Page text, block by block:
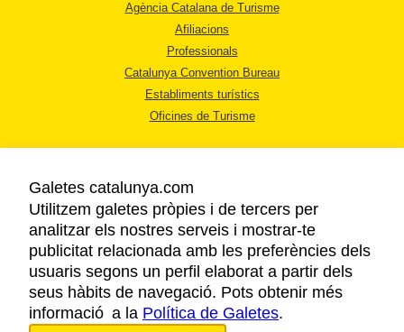
Agència Catalana de Turisme
Afiliacions
Professionals
Catalunya Convention Bureau
Establiments turístics
Oficines de Turisme
AVÍS LEGAL
POLÍTICA DE PRIVACITAT
COOKIES
ACCESSIBILITAT
Galetes catalunya.com
Utilitzem galetes pròpies i de tercers per
analitzar els nostres serveis i mostrar-te
publicitat relacionada amb les preferències dels
usuaris segons un perfil elaborat a partir dels
seus hàbits de navegació. Pots obtenir més
informació a la Política de Galetes.